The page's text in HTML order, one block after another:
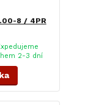
8 / 4PR
2-3 dní